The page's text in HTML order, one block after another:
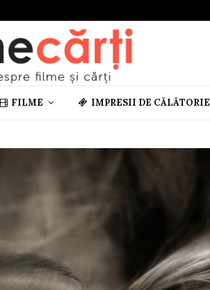
FILME IMPRESII DE CĂLĂTORIE